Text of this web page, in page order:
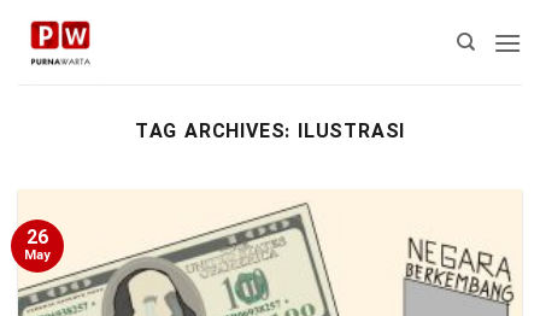
Skip
content
TAG ARCHIVES: ILUSTRASI
26
May